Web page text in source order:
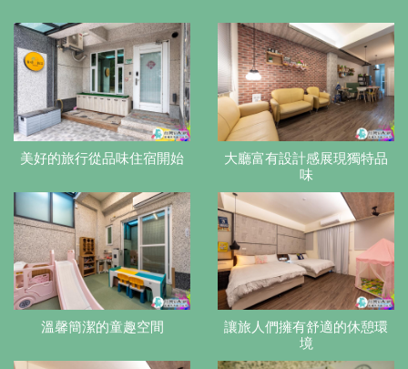
美好的旅行從品味住宿開始
大廳富有設計感展現獨特品
味
溫馨簡潔的童趣空間
讓旅人們擁有舒適的休憩環
境